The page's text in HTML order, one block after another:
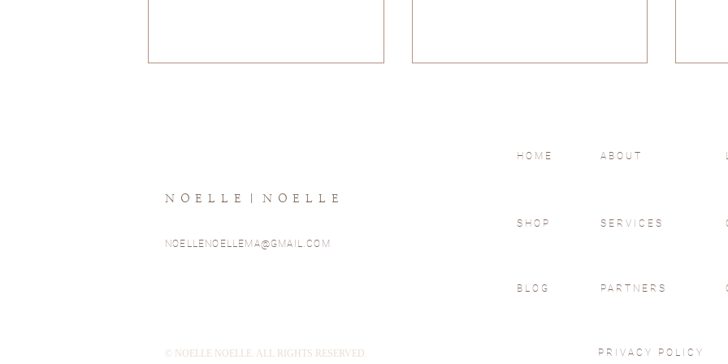
#128 你有多相信，你的夢想？
HOME ABOUT
NOELLE｜NOELLE
SHOP
SERVICES
NOELLENOELLEMA@GMAIL.COM
BLOG PARTNERS
© NOELLE NOELLE. ALL RIGHTS RESERVED. PRIVACY POLICY